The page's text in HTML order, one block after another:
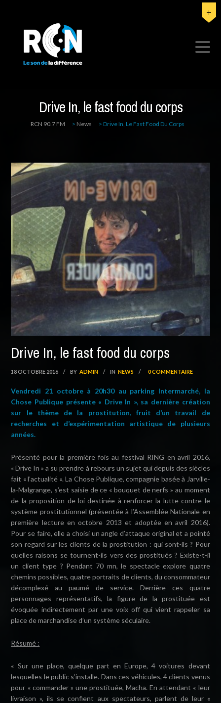
Drive In, le fast food du corps
RCN 90.7 FM > News > Drive In, Le Fast Food Du Corps
Drive In, le fast food du corps
18 OCTOBRE 2016 / BY ADMIN / IN NEWS / 0 COMMENTAIRE
Vendredi 21 octobre à 20h30 au parking Intermarché, la
Chose Publique présente « Drive In », sa dernière création
sur le thème de la prostitution, fruit d’un travail de
recherches et d’expérimentation artistique de plusieurs
années.
Présenté pour la première fois au festival RING en avril 2016,
« Drive In » a su prendre à rebours un sujet qui depuis des siècles
fait « l’actualité ». La Chose Publique, compagnie basée à Jarville-
la-Malgrange, s’est saisie de ce « bouquet de nerfs » au moment
de la proposition de loi destinée à renforcer la lutte contre le
système prostitutionnel (présentée à l’Assemblée Nationale en
première lecture en octobre 2013 et adoptée en avril 2016).
Pour se faire, elle a choisi un angle d’attaque original et a pointé
son regard sur les clients de la prostitution : qui sont-ils ? Pour
quelles raisons se tournent-ils vers des prostitués ? Existe-t-il
un client type ? Pendant 70 mn, le spectacle explore quatre
chemins possibles, quatre portraits de clients, du consommateur
décomplexé au paumé de service. Derrière ces quatre
personnages représentatifs, la figure de la prostituée est
évoquée indirectement par une voix off qui vient rappeler sa
place de marchandise d’un système séculaire.
Résumé :
« Sur une place, quelque part en Europe, 4 voitures devant
lesquelles le public s’installe. Dans ces véhicules, 4 clients venus
pour « commander » une prostituée, Macha. En attendant « leur
livraison », ils se confient aux spectateurs, parlent de leur «